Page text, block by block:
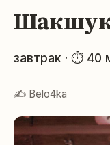
завтрак · ⏱ 40
✍️ Belo4ka